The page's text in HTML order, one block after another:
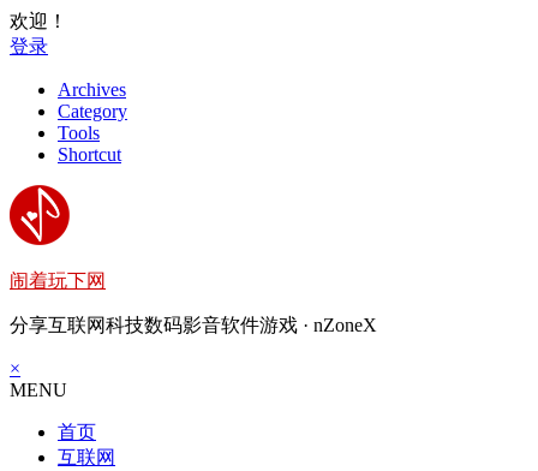
欢迎！
登录
Archives
Category
Tools
Shortcut
闹着玩下网
分享互联网科技数码影音软件游戏 · nZoneX
×
MENU
首页
互联网